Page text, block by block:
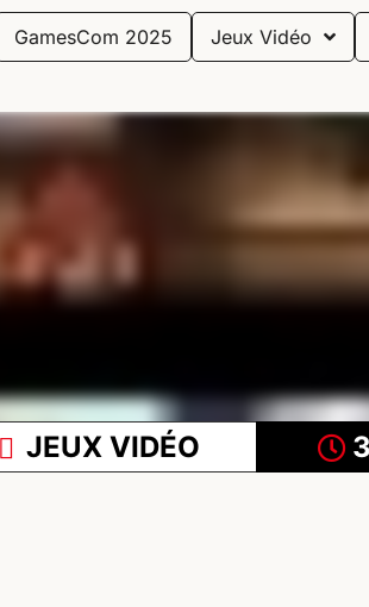
GamesCom 2025 Jeux Vidéo
JEUX VIDÉO